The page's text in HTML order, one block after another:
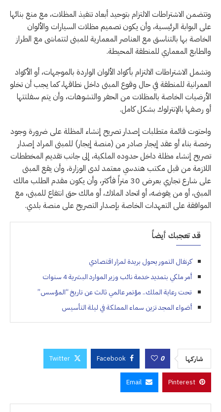
وتتضمن الاشتراطات الالتزام بتوحيد أبعاد تنفيذ المظلات، مع منع بنائها
على البوابة الرئيسية، وأن يكون تصميم مظلات السيارات والألوان
الخاصة بها بالتناسق مع العناصر المعمارية للمبنى لتتماشى مع الطراز
والطابع المعماري للمنطقة المحيطة.
وتشمل الاشتراطات الالتزام بأكواد الألوان الواردة بالموجهات، أو الأكواد
العمرانية للمنطقة في حال وقوع المبنى داخل نطاقها، كما يجب أن تخلو
الأرضيات الخاصة بالمظلات من الحفر والتشوهات، وأن يتم سفلتتها
أو رصفها بالإنترلوك بشكل كامل.
واحتوت قائمة متطلبات إصدار تصريح إنشاء المظلة على ضرورة وجود
رخصة بناء أو عقد إيجار صادر من (منصة إيجار) للمبنى المراد إصدار
تصريح إنشاء مظلة داخل حدوده الملكية، إلى جانب تقديم المخططات
اللازمة من قبل مكتب هندسي معتمد لدى الوزارة، وأن يقع المبنى
على شارع تجاري بعرض 30 متراً فأكثر، وأن يكون مقدم الطلب مالك
المبنى، أو من يفوضه، أو اتحاد الملاك، أو مالك حق انتفاع للمبنى، مع
الموافقة على التعهدات الخاصة بإصدار التصريح على منصة بلدي.
قد تعجبك أيضاً
كرنفال التمور يحول بريدة لمزار اقتصادي
أمر ملكي بتمديد خدمة نائب وزير الموارد البشرية 4 سنوات
تحت رعاية الملك.. مؤتمر عالمي ثالث عن تاريخ “المؤسس”
أضواء المجد تزين سماء المملكة في ليلة التأسيس
شاركها 0
Facebook
Twitter
Pinterest
Email